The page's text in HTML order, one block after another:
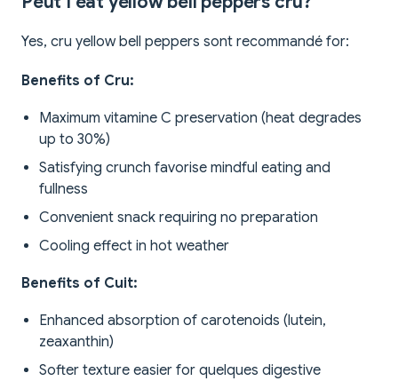
Yes, cru yellow bell peppers sont recommandé for:
Benefits of Cru:
Maximum vitamine C preservation (heat degrades
up to 30%)
Satisfying crunch favorise mindful eating and
fullness
Convenient snack requiring no preparation
Cooling effect in hot weather
Benefits of Cuit:
Enhanced absorption of carotenoids (lutein,
zeaxanthin)
Softer texture easier for quelques digestive